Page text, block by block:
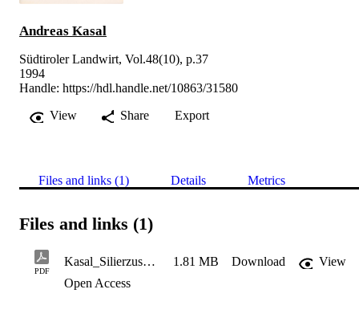
Andreas Kasal
Südtiroler Landwirt, Vol.48(10), p.37
1994
Handle: https://hdl.handle.net/10863/31580
View
Share Export
Files and links (1) Details Metrics
Files and links (1)
PDF
Kasal_Silierzusätze und ihre Vorteile 1.81 MB Download
View
Open Access